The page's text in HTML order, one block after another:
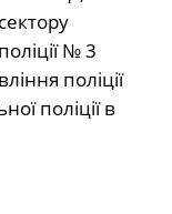
№ 3
поліції
поліції в